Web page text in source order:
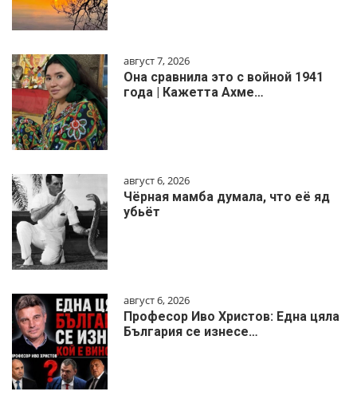
август 7, 2026
Она сравнила это с войной 1941
года | Кажетта Ахме…
август 6, 2026
Чёрная мамба думала, что её яд
убьёт
август 6, 2026
Професор Иво Христов: Една цяла
България се изнесе…